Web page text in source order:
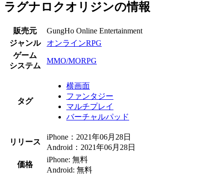
ラグナロクオリジンの情報
販売元
GungHo Online Entertainment
ジャンル
オンラインRPG
ゲーム
システム
MMO/MORPG
タグ
横画面
ファンタジー
マルチプレイ
バーチャルパッド
リリース
iPhone：2021年06月28日
Android：2021年06月28日
価格
iPhone: 無料
Android: 無料